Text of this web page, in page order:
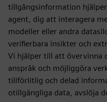
tillgångsinformation hjälper
agent, dig att interagera
modeller eller andra
verifierbara insikter och
Vi hjälper till att övervinna
anspråk och möjliggöra
tillförlitlig och delad
otillgängliga data, avslöja